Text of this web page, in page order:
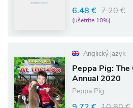
6.48 € 7.20 €
(ušetríte 10%)
Anglický jazyk
Peppa Pig:
Annual 2020
Peppa Pig